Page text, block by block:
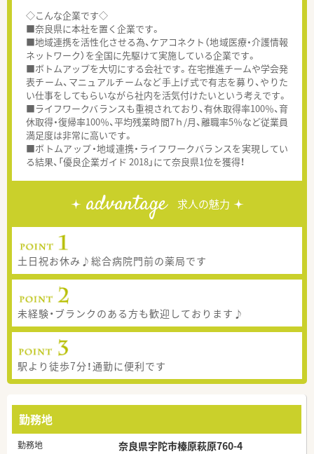
◇こんな企業です◇
■奈良県に本社を置く企業です。
■地域連携を活性化させる為、ケアコネクト（地域医療・介護情報
ネットワーク）を全国に先駆けて実施している企業です。
■ボトムアップを大切にする会社です。在宅推進チームや学会発
表チーム、マニュアルチームなど手上げ式で有志を募り、やりた
い仕事をしてもらいながら社内を活気付けたいという考えです。
■ライフワークバランスも重視されており、有休取得率100％、育
休取得・復帰率100％、平均残業時間7ｈ/月、離職率5％など従業員
満足度は非常に高いです。
■ボトムアップ・地域連携・ライフワークバランスを実現してい
る結果、「優良企業ガイド 2018」にて奈良県1位を獲得！
advantage 求人の魅力
土日祝お休み♪総合病院門前の薬局です
未経験・ブランクのある方も歓迎しております♪
駅より徒歩7分！通勤に便利です
勤務地
勤務地 奈良県宇陀市榛原萩原760-4